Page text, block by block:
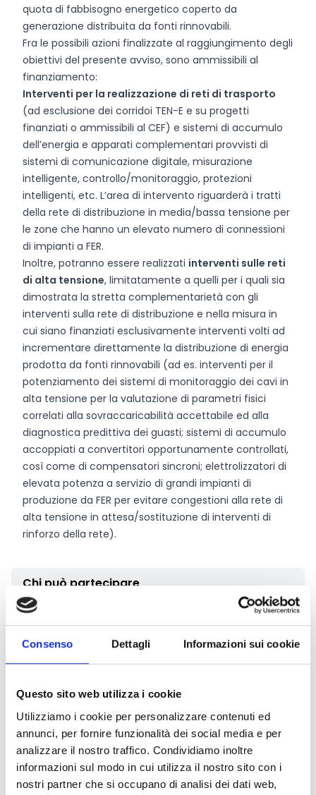
Consenso Dettagli Informazioni sui cookie
Questo sito web utilizza i cookie
Utilizziamo i cookie per personalizzare contenuti ed
annunci, per fornire funzionalità dei social media e per
analizzare il nostro traffico. Condividiamo inoltre
informazioni sul modo in cui utilizza il nostro sito con i
nostri partner che si occupano di analisi dei dati web,
quota di fabbisogno energetico coperto da
generazione distribuita da fonti rinnovabili.
Fra le possibili azioni finalizzate al raggiungimento degli
obiettivi del presente avviso, sono ammissibili al
finanziamento:
Interventi per la realizzazione di reti di trasporto
(ad esclusione dei corridoi TEN-E e su progetti
finanziati o ammissibili al CEF) e sistemi di accumulo
dell’energia e apparati complementari provvisti di
sistemi di comunicazione digitale, misurazione
intelligente, controllo/monitoraggio, protezioni
intelligenti, etc. L’area di intervento riguarderà i tratti
della rete di distribuzione in media/bassa tensione per
le zone che hanno un elevato numero di connessioni
di impianti a FER.
Inoltre, potranno essere realizzati interventi sulle reti
di alta tensione, limitatamente a quelli per i quali sia
dimostrata la stretta complementarietà con gli
interventi sulla rete di distribuzione e nella misura in
cui siano finanziati esclusivamente interventi volti ad
incrementare direttamente la distribuzione di energia
prodotta da fonti rinnovabili (ad es. interventi per il
potenziamento dei sistemi di monitoraggio dei cavi in
alta tensione per la valutazione di parametri fisici
correlati alla sovraccaricabilità accettabile ed alla
diagnostica predittiva dei guasti; sistemi di accumulo
accoppiati a convertitori opportunamente controllati,
così come di compensatori sincroni; elettrolizzatori di
elevata potenza a servizio di grandi impianti di
produzione da FER per evitare congestioni alla rete di
alta tensione in attesa/sostituzione di interventi di
rinforzo della rete).
Chi può partecipare
Possono partecipare all’ avviso gli
operatori gestori
(DSO),titolari di concessioni di
trasmissione/distribuzione di energia elettrica sul
infrastrutture di competenza esclusiva e non
contendibili ai sensi della normativa vigente.
Entità del contributo